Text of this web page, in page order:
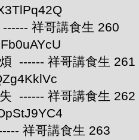
祥哥講食生 260
------ 祥哥講食生 261
------ 祥哥講食生 262
祥哥講食生 263